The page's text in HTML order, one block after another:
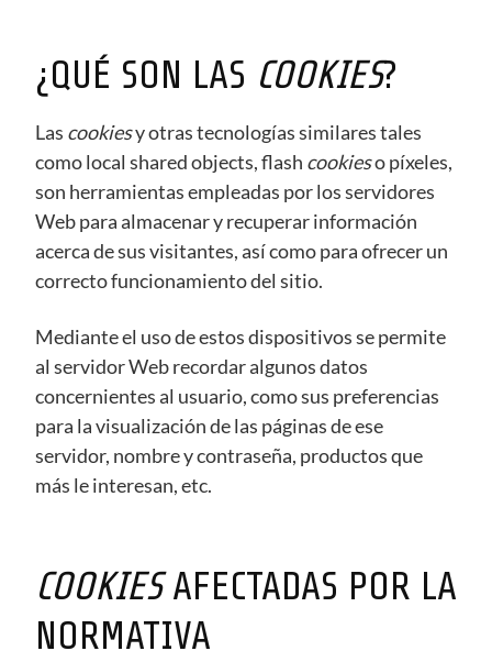
¿QUÉ SON LAS COOKIES?
Las cookiesy otras tecnologías similares tales
como local shared objects, flash cookieso píxeles,
son herramientas empleadas por los servidores
Web para almacenar y recuperar información
acerca de sus visitantes, así como para ofrecer un
correcto funcionamiento del sitio.
Mediante el uso de estos dispositivos se permite
al servidor Web recordar algunos datos
concernientes al usuario, como sus preferencias
para la visualización de las páginas de ese
servidor, nombre y contraseña, productos que
más le interesan, etc.
COOKIESAFECTADAS POR LA
NORMATIVA